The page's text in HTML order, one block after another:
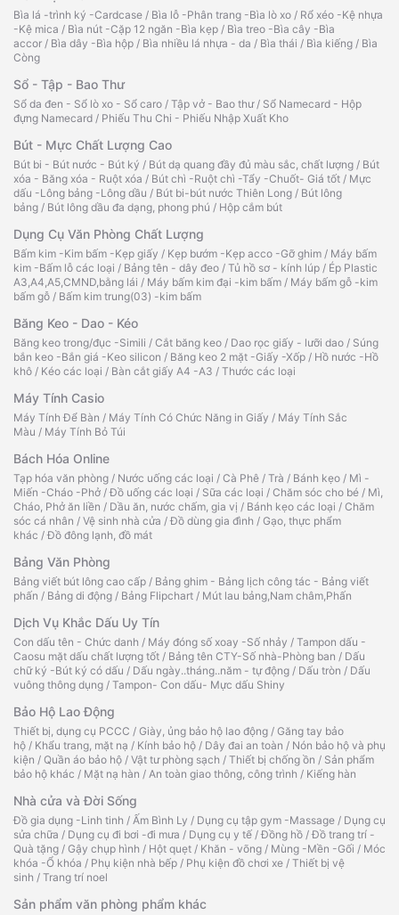
Bìa lá -trình ký -Cardcase / Bìa lỗ -Phân trang -Bìa lò xo / Rổ xéo -Kệ nhựa
-Kệ mica / Bìa nút -Cặp 12 ngăn -Bìa kẹp / Bìa treo -Bìa cây -Bìa
accor / Bìa dây -Bìa hộp / Bìa nhiều lá nhựa - da / Bìa thái / Bìa kiếng / Bìa
Còng
Sổ - Tập - Bao Thư
Sổ da đen - Sổ lò xo - Sổ caro / Tập vở - Bao thư/ Sổ Namecard - Hộp
đựng Namecard / Phiếu Thu Chi - Phiếu Nhập Xuất Kho
Bút - Mực Chất Lượng Cao
Bút bi - Bút nước - Bút ký / Bút dạ quang đầy đủ màu sắc, chất lượng / Bút
xóa - Băng xóa - Ruột xóa / Bút chì -Ruột chì -Tẩy -Chuốt- Giá tốt / Mực
dấu -Lông bảng -Lông dầu / Bút bi-bút nước Thiên Long / Bút lông
bảng / Bút lông dầu đa dạng, phong phú / Hộp cắm bút
Dụng Cụ Văn Phòng Chất Lượng
Bấm kim -Kim bấm -Kẹp giấy / Kẹp bướm -Kẹp acco -Gỡ ghim / Máy bấm
kim -Bấm lỗ các loại / Bảng tên - dây đeo / Tủ hồ sơ - kính lúp / Ép Plastic
A3,A4,A5,CMND,bằng lái / Máy bấm kim đại -kim bấm / Máy bấm gỗ -kim
bấm gỗ / Bấm kim trung(03) -kim bấm
Băng Keo - Dao - Kéo
Băng keo trong/đục -Simili / Cắt băng keo / Dao rọc giấy - lưỡi dao / Súng
bắn keo -Bắn giá -Keo silicon / Băng keo 2 mặt -Giấy -Xốp / Hồ nước -Hồ
khô / Kéo các loại / Bàn cắt giấy A4 -A3 / Thước các loại
Máy Tính Casio
Máy Tính Để Bàn / Máy Tính Có Chức Năng in Giấy / Máy Tính Sắc
Màu / Máy Tính Bỏ Túi
Bách Hóa Online
Tạp hóa văn phòng / Nước uống các loại / Cà Phê / Trà / Bánh kẹo / Mì -
Miến -Cháo -Phở /Đồ uống các loại / Sữa các loại / Chăm sóc cho bé / Mì,
Cháo, Phở ăn liền / Dầu ăn, nước chấm, gia vị / Bánh kẹo các loại / Chăm
sóc cá nhân / Vệ sinh nhà cửa /Đồ dùng gia đình / Gạo, thực phẩm
khác /Đồ đông lạnh, đồ mát
Bảng Văn Phòng
Bảng viết bút lông cao cấp / Bảng ghim - Bảng lịch công tác - Bảng viết
phấn / Bảng di động / Bảng Flipchart / Mút lau bảng,Nam châm,Phấn
Dịch Vụ Khắc Dấu Uy Tín
Con dấu tên - Chức danh / Máy đóng số xoay -Số nhảy / Tampon dấu -
Caosu mặt dấu chất lượng tốt / Bảng tên CTY-Số nhà-Phòng ban / Dấu
chữ ký -Bút ký có dấu / Dấu ngày..tháng..năm - tự động / Dấu tròn / Dấu
vuông thông dụng / Tampon- Con dấu- Mực dấu Shiny
Bảo Hộ Lao Động
Thiết bị, dụng cụ PCCC / Giày, ủng bảo hộ lao động / Găng tay bảo
hộ / Khẩu trang, mặt nạ / Kính bảo hộ / Dây đai an toàn / Nón bảo hộ và phụ
kiện / Quần áo bảo hộ / Vật tư phòng sạch / Thiết bị chống ồn / Sản phẩm
bảo hộ khác / Mặt nạ hàn / An toàn giao thông, công trình / Kiếng hàn
Nhà cửa và Đời Sống
Đồ gia dụng -Linh tinh / Ấm Bình Ly / Dụng cụ tập gym -Massage / Dụng cụ
sửa chữa / Dụng cụ đi bơi -đi mưa / Dụng cụ y tế /Đồng hồ /Đồ trang trí -
Quà tặng / Gậy chụp hình / Hột quẹt / Khăn - võng / Mùng -Mền -Gối / Móc
khóa -Ổ khóa / Phụ kiện nhà bếp / Phụ kiện đồ chơi xe / Thiết bị vệ
sinh / Trang trí noel
Sản phẩm văn phòng phẩm khác